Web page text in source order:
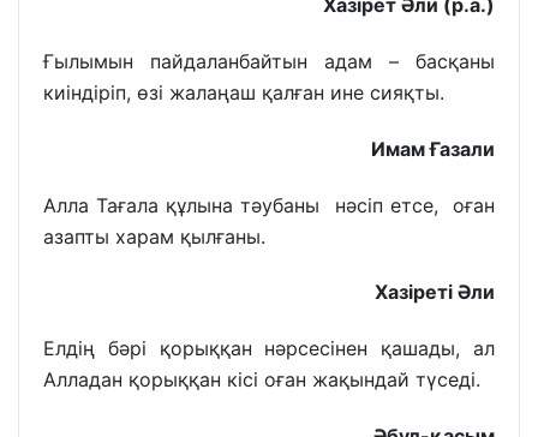
Хазірет Әли (р.а.)
Ғылымын пайдаланбайтын адам – басқаны
киіндіріп, өзі жалаңаш қалған ине сияқты.
Имам Ғазали
Алла Тағала құлына тәубаны нәсіп етсе, оған
азапты харам қылғаны.
Хазіреті Әли
Елдің бәрі қорыққан нәрсесінен қашады, ал
Алладан қорыққан кісі оған жақындай түседі.